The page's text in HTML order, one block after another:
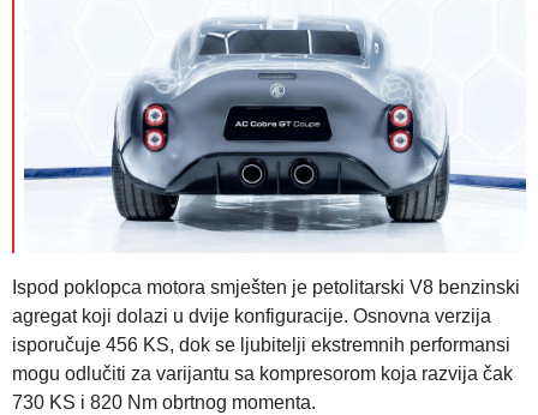
Ispod poklopca motora smješten je petolitarski V8 benzinski
agregat koji dolazi u dvije konfiguracije. Osnovna verzija
isporučuje 456 KS, dok se ljubitelji ekstremnih performansi
mogu odlučiti za varijantu sa kompresorom koja razvija čak
730 KS i 820 Nm obrtnog momenta.